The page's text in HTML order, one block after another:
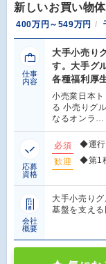
新しいお買い物
400万円～549万円
仕事
内容
大手小売り
す。大手グ
各種福利厚
小売業日本
る 小売りグ
なるオンラ…
応募
資格
必須
◆運行
歓迎
◆第1
会社
概要
大手小売り
基盤を支え